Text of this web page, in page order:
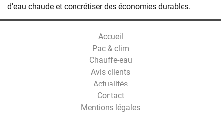
d'eau chaude et concrétiser des économies durables.
Accueil
Pac & clim
Chauffe-eau
Avis clients
Actualités
Contact
Mentions légales